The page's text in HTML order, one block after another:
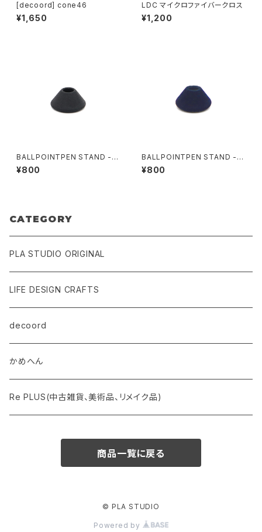
[decoord] cone46
¥1,650
LDC マイクロファイバークロス
¥1,200
BALLPOINTPEN STAND -S
TONE TASTE-
¥800
BALLPOINTPEN STAND -F
LOCKY-
¥800
CATEGORY
PLA STUDIO ORIGINAL
LIFE DESIGN CRAFTS
decoord
かめへん
Re PLUS(中古雑貨、美術品、リメイク品)
商品一覧に戻る
© PLA STUDIO
Powered by